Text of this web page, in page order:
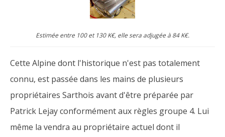
Estimée entre 100 et 130 K€, elle sera adjugée à 84 K€.
Cette Alpine dont l'historique n'est pas totalement
connu, est passée dans les mains de plusieurs
propriétaires Sarthois avant d'être préparée par
Patrick Lejay conformément aux règles groupe 4. Lui
même la vendra au propriétaire actuel dont il